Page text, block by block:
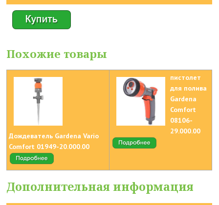
Похожие товары
Дождеватель Gardena Vario
Comfort 01949-20.000.00
пистолет
для полива
Gardena
Comfort
08106-
29.000.00
Дополнительная информация